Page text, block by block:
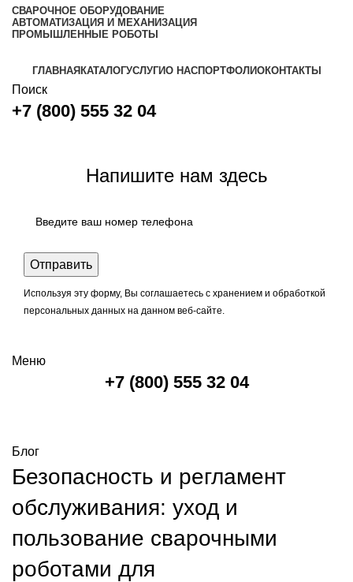
СВАРОЧНОЕ ОБОРУДОВАНИЕ
АВТОМАТИЗАЦИЯ И МЕХАНИЗАЦИЯ
ПРОМЫШЛЕННЫЕ РОБОТЫ
ГЛАВНАЯ КАТАЛОГУСЛУГИО НАСПОРТФОЛИОКОНТАКТЫ
Поиск
+7 (800) 555 32 04
Напишите нам здесь
Используя эту форму, Вы соглашаетесь с хранением и обработкой
персональных данных на данном веб-сайте.
Меню
+7 (800) 555 32 04
Блог
Безопасность и регламент
обслуживания: уход и
пользование сварочными
роботами для